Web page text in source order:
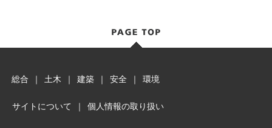
総合 ｜ 土木 ｜ 建築 ｜ 安全 ｜ 環境
サイトについて ｜ 個人情報の取り扱い